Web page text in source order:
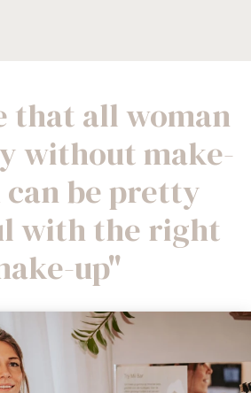
that all woman
without make-
can be pretty
with the right
up"